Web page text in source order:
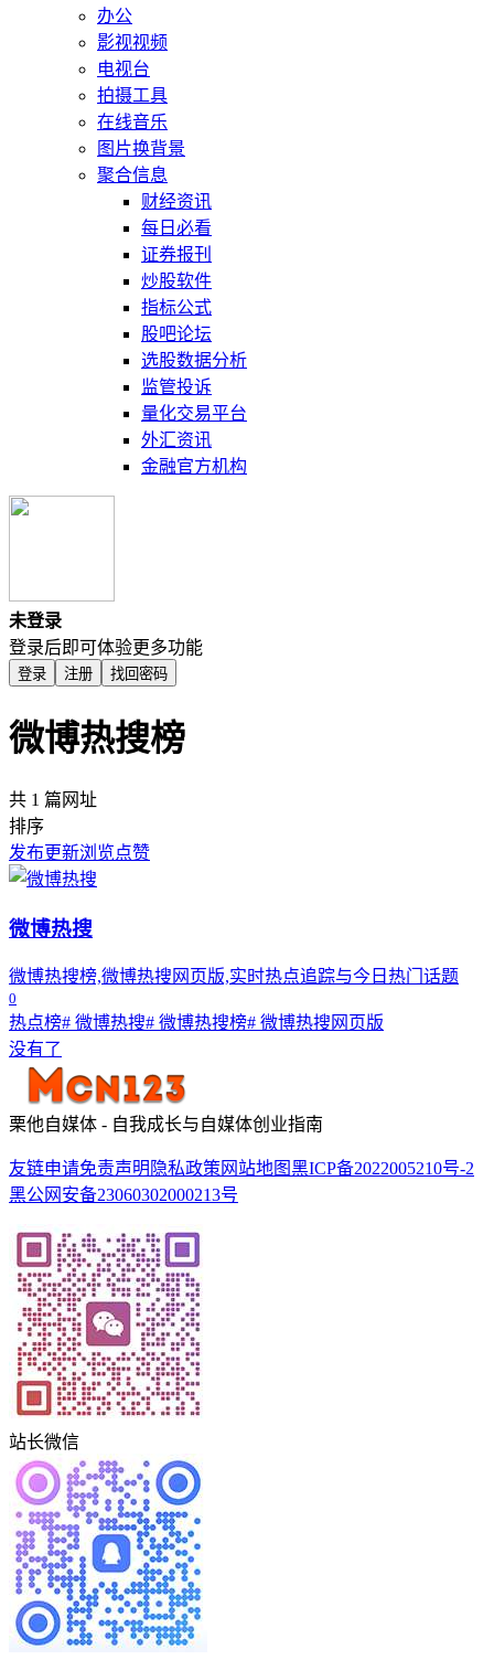
办公
影视视频
电视台
拍摄工具
在线音乐
图片换背景
聚合信息
财经资讯
每日必看
证券报刊
炒股软件
指标公式
股吧论坛
选股数据分析
监管投诉
量化交易平台
外汇资讯
金融官方机构
未登录
登录后即可体验更多功能
登录 注册 找回密码
微博热搜榜
共 1 篇网址
排序
发布更新浏览点赞
微博热搜
微博热搜榜,微博热搜网页版,实时热点追踪与今日热门话题
0
热点榜# 微博热搜# 微博热搜榜# 微博热搜网页版
没有了
栗他自媒体 - 自我成长与自媒体创业指南
友链申请免责声明 隐私政策 网站地图黑ICP备2022005210号-2
黑公网安备23060302000213号
站长微信